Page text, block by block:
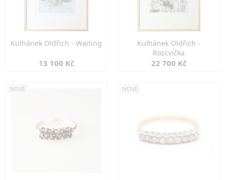
Kulhánek Oldřich - Waiting
13 100 Kč
Kulhánek Oldřich -
Rozcvička
22 700 Kč
NOVÉ NOVÉ